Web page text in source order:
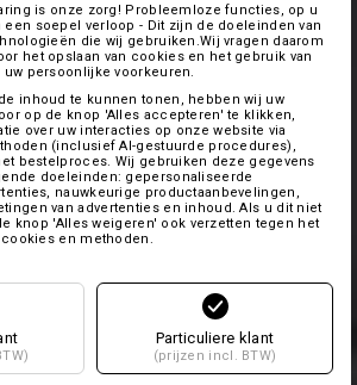
is onze zorg! Probleemloze functies, op u
soepel verloop - Dit zijn de doeleinden van
die wij gebruiken.Wij vragen daarom
het opslaan van cookies en het gebruik van
persoonlijke voorkeuren.
inhoud te kunnen tonen, hebben wij uw
op de knop 'Alles accepteren' te klikken,
over uw interacties op onze website via
(inclusief AI-gestuurde procedures),
bestelproces. Wij gebruiken deze gegevens
doeleinden: gepersonaliseerde
nauwkeurige productaanbevelingen,
van advertenties en inhoud. Als u dit niet
knop 'Alles weigeren' ook verzetten tegen het
en methoden.
Particuliere klant
(prijzen incl. BTW)